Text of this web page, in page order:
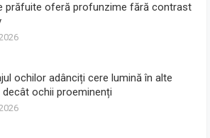
prăfuite oferă profunzime fără contrast
ochilor adânciți cere lumină în alte
decât ochii proeminenți